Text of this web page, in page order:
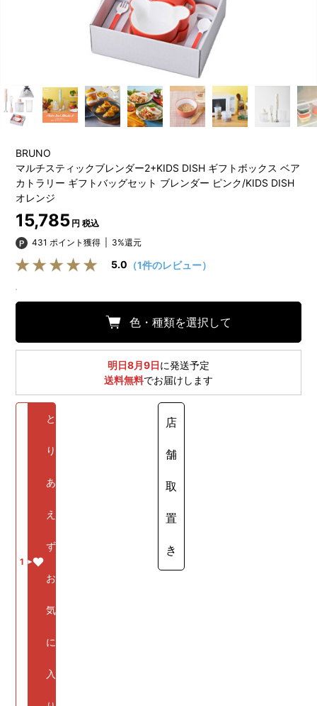
BRUNO
マルチスティックブレンダー2+KIDS DISH ギフトボックス ベア
カトラリー ギフトバッグセット ブレンダー ピンク/KIDS DISH
オレンジ
15,785 円 税込
431 ポイント獲得
3%還元
5.0 （1件のレビュー）
色・種類を選択して
明日8月9日に発送予定
送料無料でお届けします
1
と
り
あ
え
ず
お
気
に
入
店
舗
取
置
き